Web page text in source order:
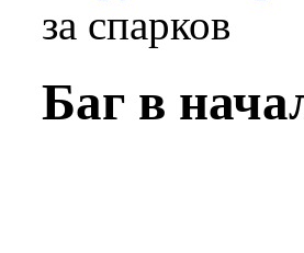
за спарков
Баг в